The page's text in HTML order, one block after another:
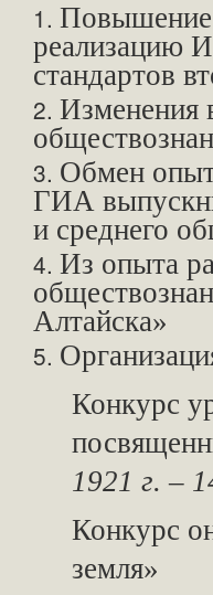
Повышение
реализацию
стандартов
Изменения
Обмен
ГИА
и среднего
Из опыта
Алтайска»
Конкурс
1921 г. –
Конкурс
земля»